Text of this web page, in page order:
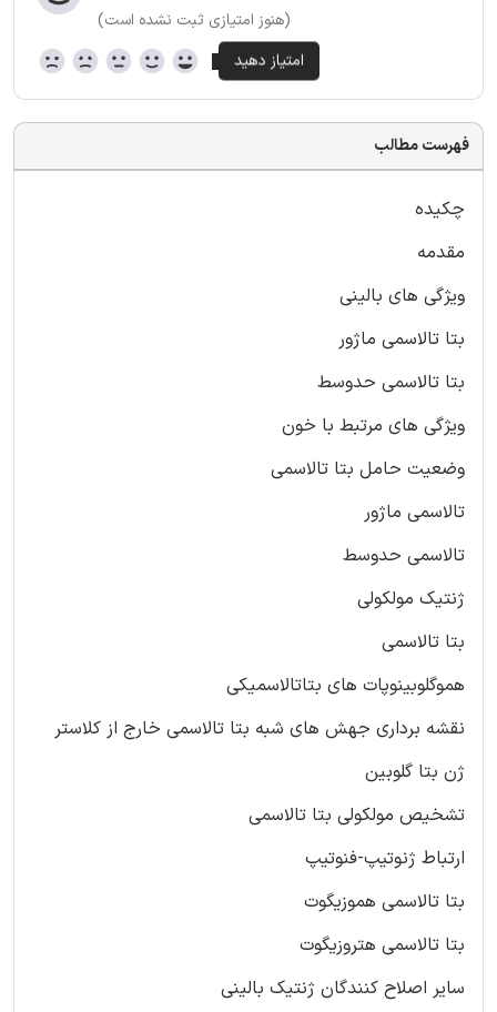
(هنوز امتیازی ثبت نشده است)
فهرست مطالب
چکیده
مقدمه
ویژگی های بالینی
بتا تالاسمی ماژور
بتا تالاسمی حدوسط
ویژگی های مرتبط با خون
وضعیت حامل بتا تالاسمی
تالاسمی ماژور
تالاسمی حدوسط
ژنتیک مولکولی
بتا تالاسمی
هموگلوبینوپات های بتاتالاسمیکی
نقشه برداری جهش های شبه بتا تالاسمی خارج از کلاستر
ژن بتا گلوبین
تشخیص مولکولی بتا تالاسمی
ارتباط ژنوتیپ-فنوتیپ
بتا تالاسمی هموزیگوت
بتا تالاسمی هتروزیگوت
سایر اصلاح کنندگان ژنتیک بالینی